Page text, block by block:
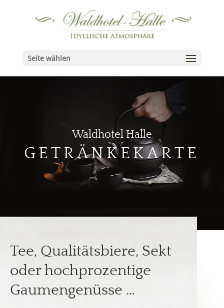
Seite wählen
Waldhotel Halle
GETRÄNKEKARTE
Tee, Qualitätsbiere, Sekt
oder hochprozentige
Gaumengenüsse …